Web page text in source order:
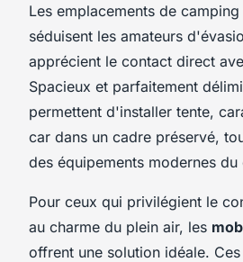
Les emplacements de
séduisent les amateurs
apprécient le contact direct
Spacieux et parfaitement
permettent d'installer tente,
car dans un cadre préservé,
des équipements modernes du
Pour ceux qui privilégient le
au charme du plein air, les
offrent une solution idéale.